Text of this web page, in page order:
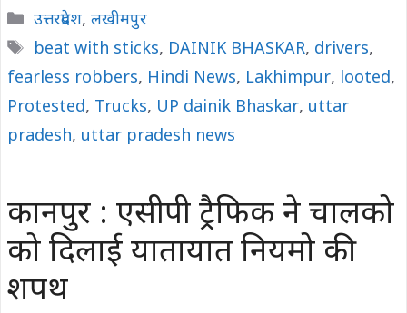
Categories
उत्तरप्रदेश, लखीमपुर
Tags
beat with sticks, DAINIK BHASKAR, drivers,
fearless robbers, Hindi News, Lakhimpur, looted,
Protested, Trucks, UP dainik Bhaskar, uttar
pradesh, uttar pradesh news
कानपुर : एसीपी ट्रैफिक ने चालको
को दिलाई यातायात नियमो की
शपथ